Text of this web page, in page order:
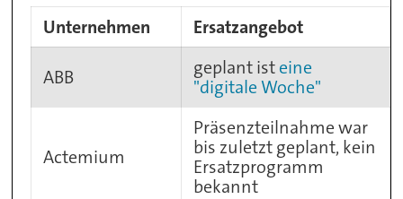
Unternehmen Ersatzangebot
ABB geplant isteine
"digitale Woche"
Actemium
Präsenzteilnahme war
bis zuletzt geplant, kein
Ersatzprogramm
bekannt